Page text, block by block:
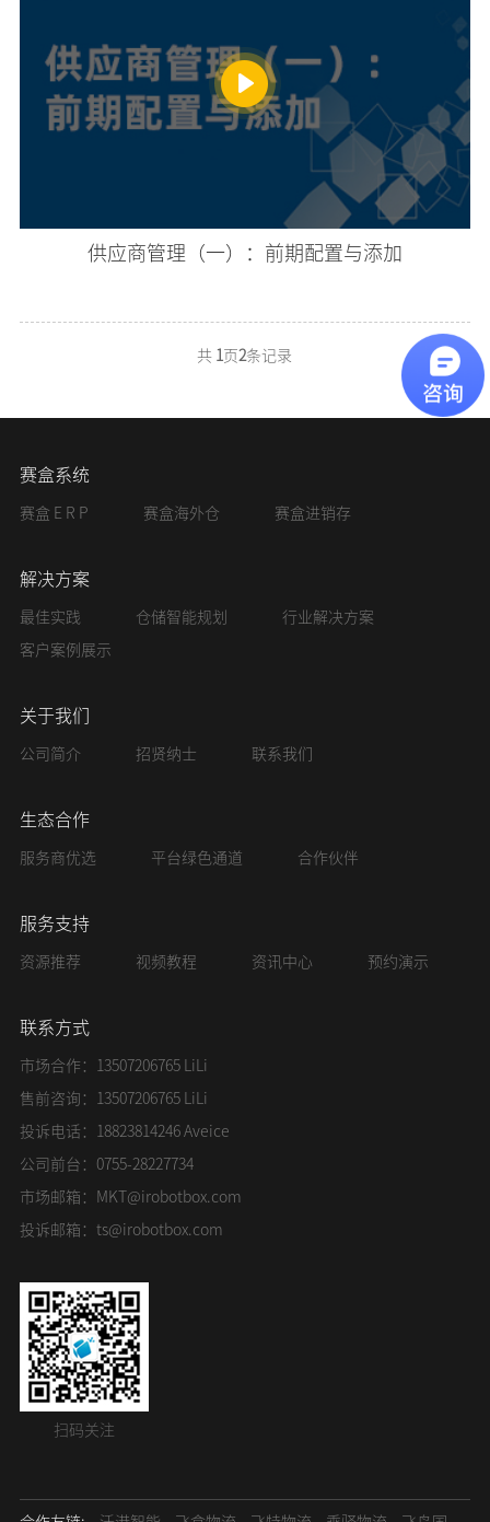
供应商管理（一）：前期配置与添加
共 1页2条记录
赛盒系统
赛盒 E R P 赛盒海外仓 赛盒进销存
解决方案
最佳实践 仓储智能规划 行业解决方案
客户案例展示
关于我们
公司简介 招贤纳士 联系我们
生态合作
服务商优选 平台绿色通道 合作伙伴
服务支持
资源推荐 视频教程 资讯中心 预约演示
联系方式
市场合作：13507206765 LiLi
售前咨询：13507206765 LiLi
投诉电话：18823814246 Aveice
公司前台：0755-28227734
市场邮箱： MKT@irobotbox.com
投诉邮箱： ts@irobotbox.com
扫码关注